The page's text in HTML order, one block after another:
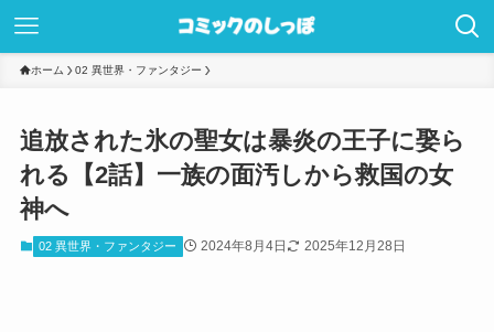
ホーム 02 異世界・ファンタジー
追放された氷の聖女は暴炎の王子に娶ら
れる【2話】一族の面汚しから救国の女
神へ
02 異世界・ファンタジー 2024年8月4日 2025年12月28日